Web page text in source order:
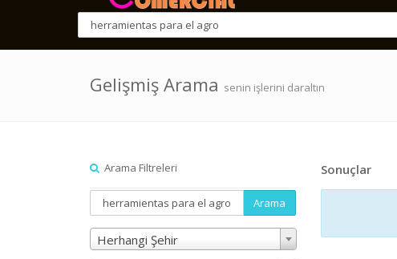
Gelişmiş Arama senin işlerini daraltın
Arama Filtreleri
Arama
Herhangi Şehir
Sonuçlar